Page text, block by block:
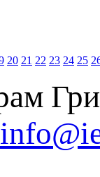
20 21 22 23 24 25